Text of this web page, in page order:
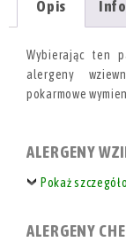
Opis
Wybierając ten
alergeny
pokarmowe
ALERGENY
Pokaż
ALERGENY